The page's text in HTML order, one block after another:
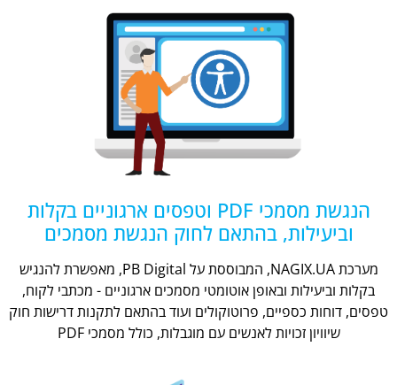
הנגשת מסמכי PDF וטפסים ארגוניים בקלות
וביעילות, בהתאם לחוק הנגשת מסמכים
מערכת NAGIX.UA, המבוססת על PB Digital, מאפשרת להנגיש
בקלות וביעילות ובאופן אוטומטי מסמכים ארגוניים - מכתבי לקוח,
טפסים, דוחות כספיים, פרוטוקולים ועוד בהתאם לתקנות דרישות חוק
שיוויון זכויות לאנשים עם מוגבלות, כולל מסמכי PDF